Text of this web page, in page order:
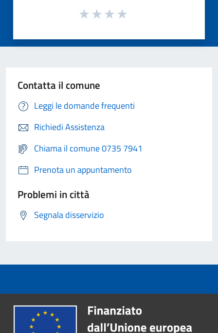
Contatta il comune
Leggi le domande frequenti
Richiedi Assistenza
Chiama il comune 0735 7941
Prenota un appuntamento
Problemi in città
Segnala disservizio